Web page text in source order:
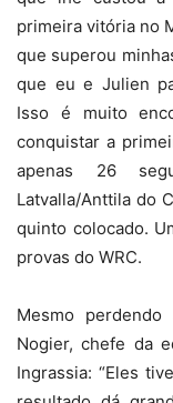
primeira vitória no
que superou
que eu e Julien
Isso é muito
conquistar a
apenas 26
Latvalla/Anttila do
quinto colocado.
provas do WRC.
Mesmo
Nogier, chefe da
Ingrassia: “Eles